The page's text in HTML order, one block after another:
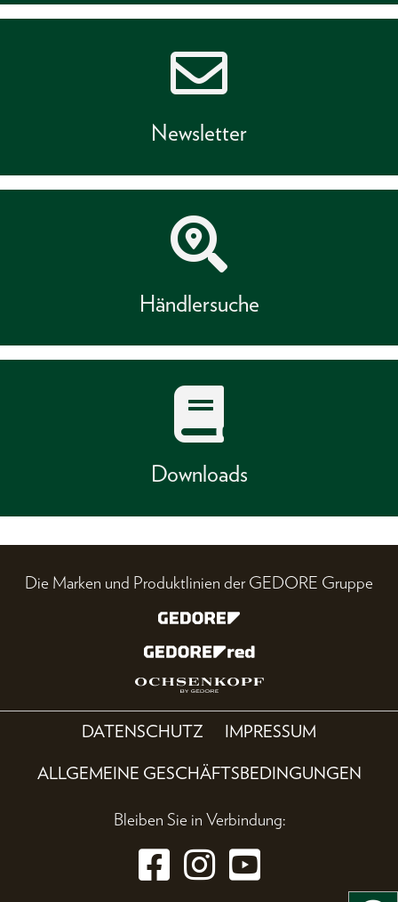
Newsletter
Händlersuche
Downloads
Die Marken und Produktlinien der GEDORE Gruppe
DATENSCHUTZ IMPRESSUM
ALLGEMEINE GESCHÄFTSBEDINGUNGEN
Bleiben Sie in Verbindung: